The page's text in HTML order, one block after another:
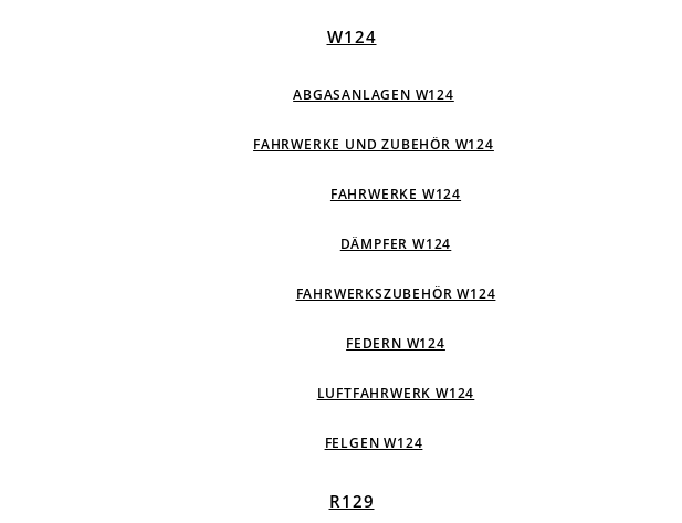
W124
ABGASANLAGEN W124
FAHRWERKE UND ZUBEHÖR W124
FAHRWERKE W124
DÄMPFER W124
FAHRWERKSZUBEHÖR W124
FEDERN W124
LUFTFAHRWERK W124
FELGEN W124
R129